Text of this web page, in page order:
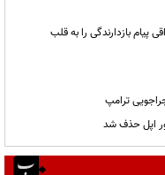
پیام بازدارندگی را به قلب
ترامپ
اپل حذف شد